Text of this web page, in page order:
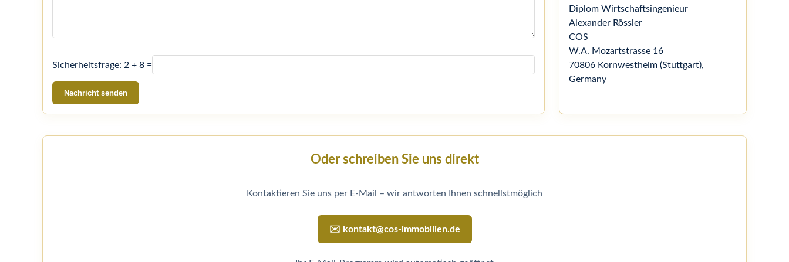
Sicherheitsfrage: 2 + 8 =
Nachricht senden
Diplom Wirtschaftsingenieur
Alexander Rössler
COS
W.A. Mozartstrasse 16
70806 Kornwestheim (Stuttgart),
Germany
Oder schreiben Sie uns direkt
Kontaktieren Sie uns per E-Mail – wir antworten Ihnen schnellstmöglich
✉️ kontakt@cos-immobilien.de